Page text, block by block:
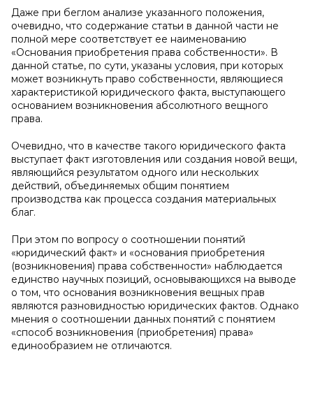
Даже при беглом анализе указанного положения,
очевидно, что содержание статьи в данной части не
полной мере соответствует ее наименованию
«Основания приобретения права собственности». В
данной статье, по сути, указаны условия, при которых
может возникнуть право собственности, являющиеся
характеристикой юридического факта, выступающего
основанием возникновения абсолютного вещного
права.
Очевидно, что в качестве такого юридического факта
выступает факт изготовления или создания новой вещи,
являющийся результатом одного или нескольких
действий, объединяемых общим понятием
производства как процесса создания материальных
благ.
При этом по вопросу о соотношении понятий
«юридический факт» и «основания приобретения
(возникновения) права собственности» наблюдается
единство научных позиций, основывающихся на выводе
о том, что основания возникновения вещных прав
являются разновидностью юридических фактов. Однако
мнения о соотношении данных понятий с понятием
«способ возникновения (приобретения) права»
единообразием не отличаются.